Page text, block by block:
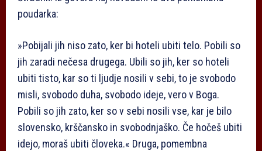
poudarka:
»Pobijali jih niso zato, ker bi hoteli ubiti telo. Pobili so
jih zaradi nečesa drugega. Ubili so jih, ker so hoteli
ubiti tisto, kar so ti ljudje nosili v sebi, to je svobodo
misli, svobodo duha, svobodo ideje, vero v Boga.
Pobili so jih zato, ker so v sebi nosili vse, kar je bilo
slovensko, krščansko in svobodnjaško. Če hočeš ubiti
idejo, moraš ubiti človeka.« Druga, pomembna